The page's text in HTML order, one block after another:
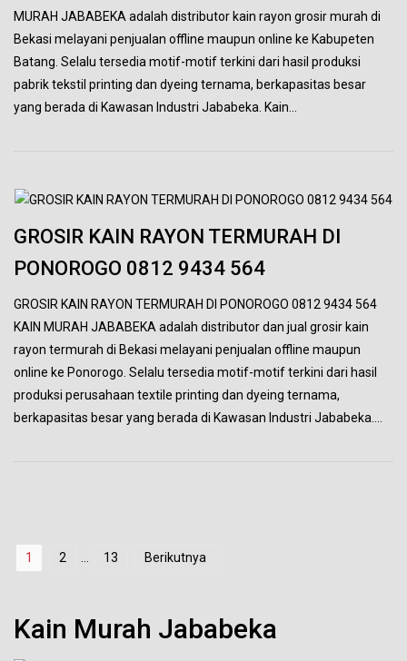
MURAH JABABEKA adalah distributor kain rayon grosir murah di
Bekasi melayani penjualan offline maupun online ke Kabupeten
Batang. Selalu tersedia motif-motif terkini dari hasil produksi
pabrik tekstil printing dan dyeing ternama, berkapasitas besar
yang berada di Kawasan Industri Jababeka. Kain…
GROSIR KAIN RAYON TERMURAH DI
PONOROGO 0812 9434 564
GROSIR KAIN RAYON TERMURAH DI PONOROGO 0812 9434 564
KAIN MURAH JABABEKA adalah distributor dan jual grosir kain
rayon termurah di Bekasi melayani penjualan offline maupun
online ke Ponorogo. Selalu tersedia motif-motif terkini dari hasil
produksi perusahaan textile printing dan dyeing ternama,
berkapasitas besar yang berada di Kawasan Industri Jababeka….
pos
1 2 … 13 Berikutnya
Kain Murah Jababeka